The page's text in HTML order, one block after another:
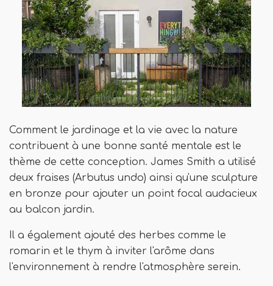
Comment le jardinage et la vie avec la nature
contribuent à une bonne santé mentale est le
thème de cette conception. James Smith a utilisé
deux fraises (Arbutus undo) ainsi qu'une sculpture
en bronze pour ajouter un point focal audacieux
au balcon jardin.
Il a également ajouté des herbes comme le
romarin et le thym à inviter l'arôme dans
l'environnement à rendre l'atmosphère serein.